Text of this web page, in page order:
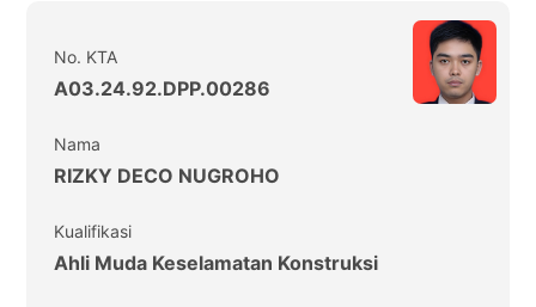
No. KTA
A03.24.92.DPP.00286
Nama
RIZKY DECO NUGROHO
Kualifikasi
Ahli Muda Keselamatan Konstruksi